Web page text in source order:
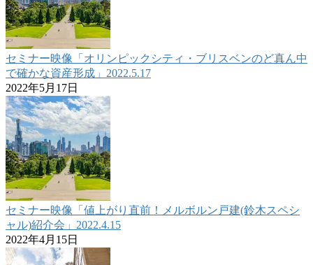
セミナー映像「オリンピックシティ・ブリスベンのど真ん中
で確かな資産形成」2022.5.17
2022年5月17日
セミナー映像「値上がり直前！メルボルン戸建(鈴木スペシ
ャル)紹介会」2022.4.15
2022年4月15日